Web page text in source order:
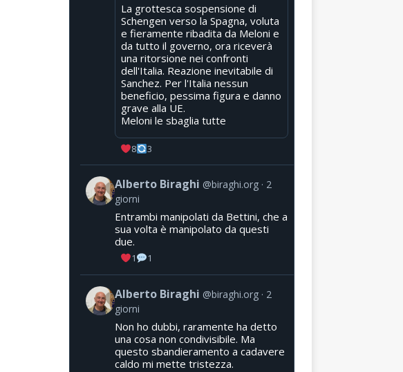
La grottesca sospensione di
Schengen verso la Spagna, voluta
e fieramente ribadita da Meloni e
da tutto il governo, ora riceverà
una ritorsione nei confronti
dell'Italia. Reazione inevitabile di
Sanchez. Per l'Italia nessun
beneficio, pessima figura e danno
grave alla UE.
Meloni le sbaglia tutte
8 3
Alberto Biraghi @biraghi.org
2
giorni
Entrambi manipolati da Bettini, che a
sua volta è manipolato da questi
due.
1 1
Alberto Biraghi @biraghi.org
2
giorni
Non ho dubbi, raramente ha detto
una cosa non condivisibile. Ma
questo sbandieramento a cadavere
caldo mi mette tristezza.